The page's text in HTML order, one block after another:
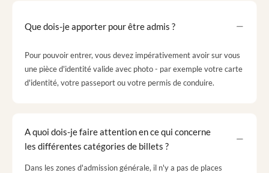
Que dois-je apporter pour être admis ?
Pour pouvoir entrer, vous devez impérativement avoir sur vous
une pièce d'identité valide avec photo - par exemple votre carte
d'identité, votre passeport ou votre permis de conduire.
A quoi dois-je faire attention en ce qui concerne
les différentes catégories de billets ?
Dans les zones d'admission générale, il n'y a pas de places